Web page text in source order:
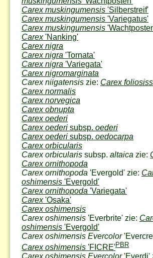
Carex muskingumensis 'Silberstreif'
Carex muskingumensis 'Variegatus'
Carex muskingumensis
Carex'Nanking'
Carex nigra
Carex nigra 'Tornata'
Carex nigra 'Variegata'
Carex nigromarginata
Carex niigatensis zie: Carex
Carex normalis
Carex norvegica
Carex obnupta
Carex oederi
Carex oederi subsp. oederi
Carex oederi subsp. oedocarpa
Carex orbicularis
Carex orbicularis subsp. altaica zie:
Carex ornithopoda
Carex ornithopoda 'Evergold' zie:
oshimensis 'Evergold'
Carex ornithopoda 'Variegata'
Carex'Osaka'
Carex oshimensis
Carex oshimensis 'Everbrite' zie:
oshimensis 'Evergold'
Carex oshimensis Evercolor
Carex oshimensis 'FICRE'PBR
Carex oshimensis Evercolor'Everdi'